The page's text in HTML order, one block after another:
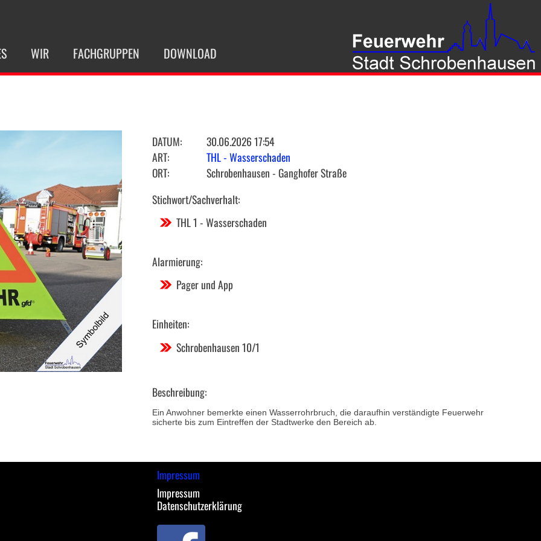
WIR FACHGRUPPEN DOWNLOAD
DATUM:
30.06.2026 17:54
ART:
THL - Wasserschaden
ORT:
Schrobenhausen - Ganghofer Straße
Stichwort/Sachverhalt:
THL 1 - Wasserschaden
Alarmierung:
Pager und App
Einheiten:
Schrobenhausen 10/1
Beschreibung:
Ein Anwohner bemerkte einen Wasserrohrbruch, die daraufhin verständigte Feuerwehr
sicherte bis zum Eintreffen der Stadtwerke den Bereich ab.
Impressum
Impressum
Datenschutzerklärung